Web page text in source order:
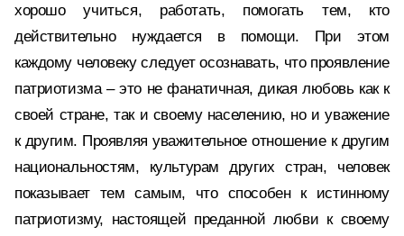
хорошо учиться, работать, помогать тем, кто
действительно нуждается в помощи. При этом
каждому человеку следует осознавать, что проявление
патриотизма – это не фанатичная, дикая любовь как к
своей стране, так и своему населению, но и уважение
к другим. Проявляя уважительное отношение к другим
национальностям, культурам других стран, человек
показывает тем самым, что способен к истинному
патриотизму, настоящей преданной любви к своему